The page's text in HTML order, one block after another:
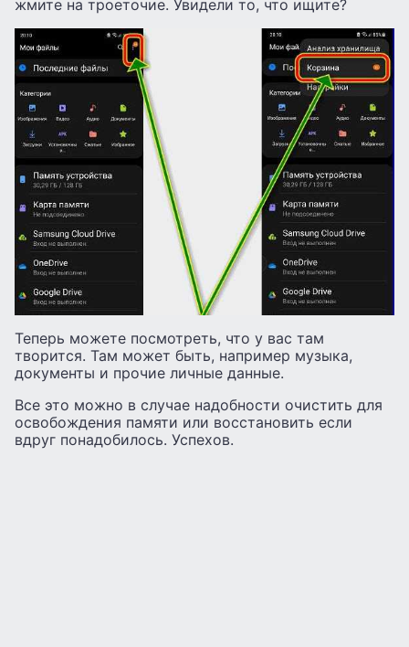
жмите на троеточие. Увидели то, что ищите?
Теперь можете посмотреть, что у вас там
творится. Там может быть, например музыка,
документы и прочие личные данные.
Все это можно в случае надобности очистить для
освобождения памяти или восстановить если
вдруг понадобилось. Успехов.